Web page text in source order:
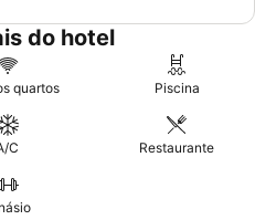
do hotel
quartos Piscina
C Restaurante